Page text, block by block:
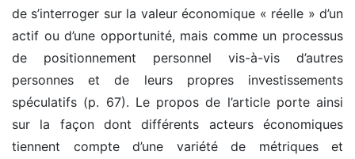
de s’interroger sur la valeur économique « réelle » d’un
actif ou d’une opportunité, mais comme un processus
de positionnement personnel vis-à-vis d’autres
personnes et de leurs propres investissements
spéculatifs (p. 67). Le propos de l’article porte ainsi
sur la façon dont différents acteurs économiques
tiennent compte d’une variété de métriques et